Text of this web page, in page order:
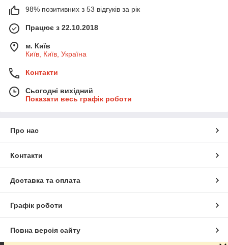
98% позитивних з 53 відгуків за рік
Працює з 22.10.2018
м. Київ
Київ, Київ, Україна
Контакти
Сьогодні вихідний
Показати весь графік роботи
Про нас
Контакти
Доставка та оплата
Графік роботи
Повна версія сайту